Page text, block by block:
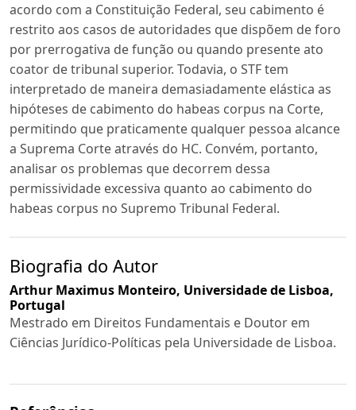
acordo com a Constituição Federal, seu cabimento é
restrito aos casos de autoridades que dispõem de foro
por prerrogativa de função ou quando presente ato
coator de tribunal superior. Todavia, o STF tem
interpretado de maneira demasiadamente elástica as
hipóteses de cabimento do habeas corpus na Corte,
permitindo que praticamente qualquer pessoa alcance
a Suprema Corte através do HC. Convém, portanto,
analisar os problemas que decorrem dessa
permissividade excessiva quanto ao cabimento do
habeas corpus no Supremo Tribunal Federal.
Biografia do Autor
Arthur Maximus Monteiro, Universidade de Lisboa,
Portugal
Mestrado em Direitos Fundamentais e Doutor em
Ciências Jurídico-Políticas pela Universidade de Lisboa.